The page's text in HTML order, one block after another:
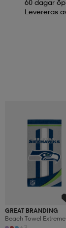
60 dagar
Levereras
GREAT BRANDING
Beach Towel Extreme